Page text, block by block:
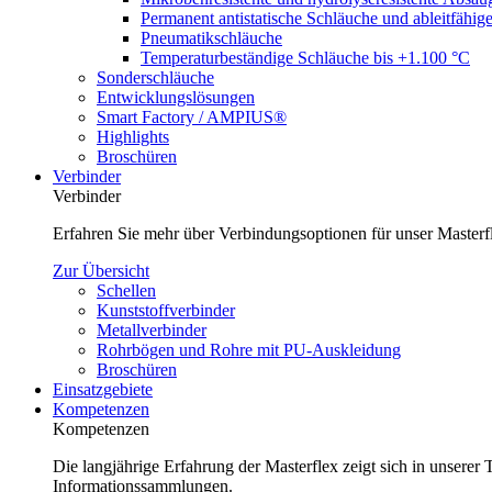
Permanent antistatische Schläuche und
Pneumatikschläuche
Temperaturbeständige Schläuche bis +1.100 °C
Sonderschläuche
Entwicklungslösungen
Smart Factory / AMPIUS®
Highlights
Broschüren
Verbinder
Verbinder
Erfahren Sie mehr über Verbindungsoptionen für unser
Zur Übersicht
Schellen
Kunststoffverbinder
Metallverbinder
Rohrbögen und Rohre mit PU-Auskleidung
Broschüren
Einsatzgebiete
Kompetenzen
Kompetenzen
Die langjährige Erfahrung der Masterflex zeigt sich in unserer
Informationssammlungen.